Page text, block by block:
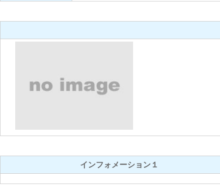
インフォメーション１